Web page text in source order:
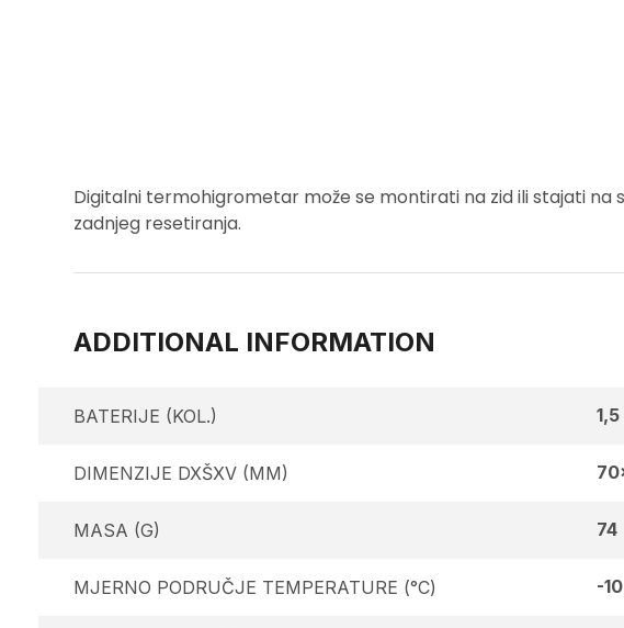
Digitalni termohigrometar može se montirati na zid ili stajati na
zadnjeg resetiranja.
ADDITIONAL INFORMATION
BATERIJE (KOL.)
DIMENZIJE DXŠXV (MM)
MASA (G) 74
MJERNO PODRUČJE TEMPERATURE (°C) -